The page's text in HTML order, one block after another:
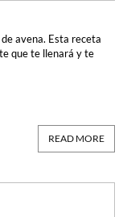
avena. Esta receta
que te llenará y te
READ MORE